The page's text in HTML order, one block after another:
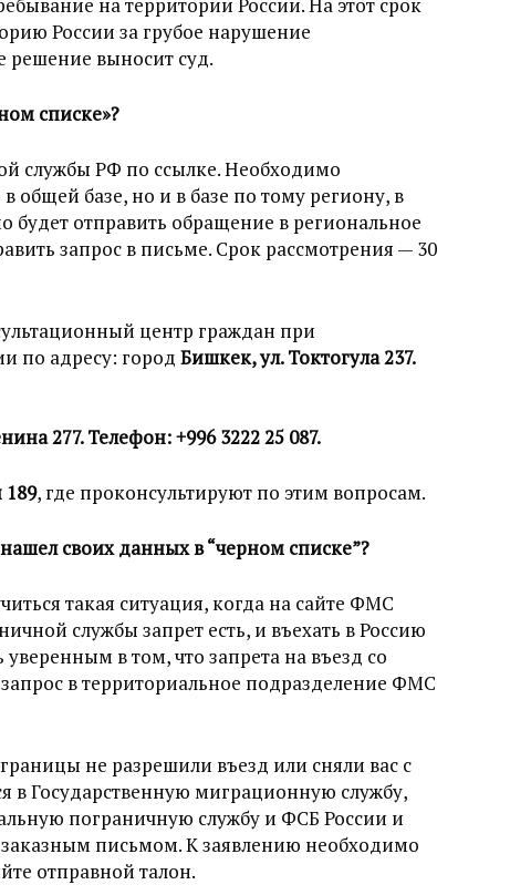
России за грубое нарушение
решение выносит суд.
списке»?
службы РФ по ссылке. Необходимо
общей базе, но и в базе по тому региону, в
отправить обращение в региональное
запрос в письме. Срок рассмотрения — 30
центр граждан при
по адресу: город Бишкек, ул. Токтогула 237.
277. Телефон: +996 3222 25 087.
, где проконсультируют по этим вопросам.
своих данных в “черном списке”?
такая ситуация, когда на сайте ФМС
службы запрет есть, и въехать в Россию
в том, что запрета на въезд со
в территориальное подразделение ФМС
не разрешили въезд или сняли вас с
в Государственную миграционную службу,
пограничную службу и ФСБ России и
заказным письмом. К заявлению необходимо
отправной талон.